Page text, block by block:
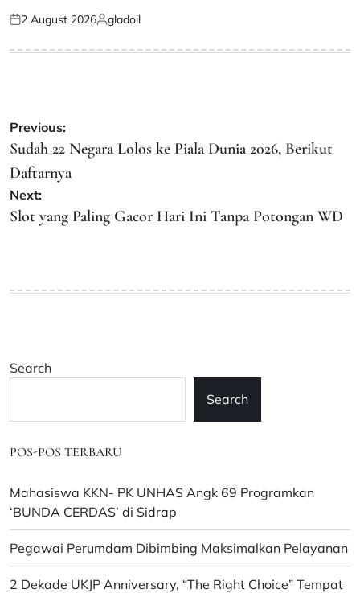
Posted
2 August 2026Posted
gladoil
Post
navigation
Previous:
Sudah 22 Negara Lolos ke Piala Dunia 2026, Berikut
Daftarnya
Next:
Slot yang Paling Gacor Hari Ini Tanpa Potongan WD
Search
Search
POS-POS TERBARU
Mahasiswa KKN- PK UNHAS Angk 69 Programkan
‘BUNDA CERDAS’ di Sidrap
Pegawai Perumdam Dibimbing Maksimalkan Pelayanan
2 Dekade UKJP Anniversary, “The Right Choice” Tempat